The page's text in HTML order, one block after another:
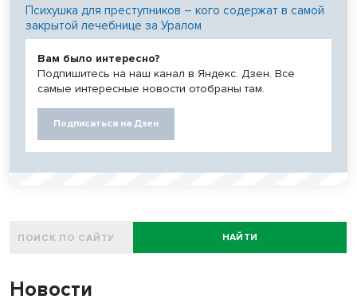
Психушка для преступников – кого содержат в самой
закрытой лечебнице за Уралом
Вам было интересно?
Подпишитесь на наш канал в Яндекс. Дзен. Все
самые интересные новости отобраны там.
Подписаться на Дзен
НАЙТИ
Новости